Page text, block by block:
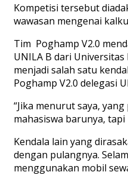
Kompetisi tersebut
wawasan mengenai
Tim Poghamp V2.0
UNILA B dari
menjadi salah satu
Poghamp V2.0 delegasi
“Jika menurut saya,
mahasiswa barunya,
Kendala lain yang
dengan pulangnya.
menggunakan mobil